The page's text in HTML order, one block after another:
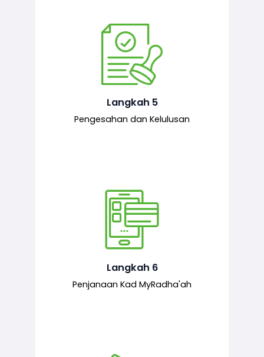
Langkah 5
Pengesahan dan Kelulusan
Pegawai pelulus menilai permohonan
dan memberi pengesahan serta
kelulusan akhir sekiranya semuanya
mematuhi syarat ditetapkan.
Langkah 6
Penjanaan Kad MyRadha'ah
Setelah permohonan diluluskan, kad
MyRadha’ah akan dijana.